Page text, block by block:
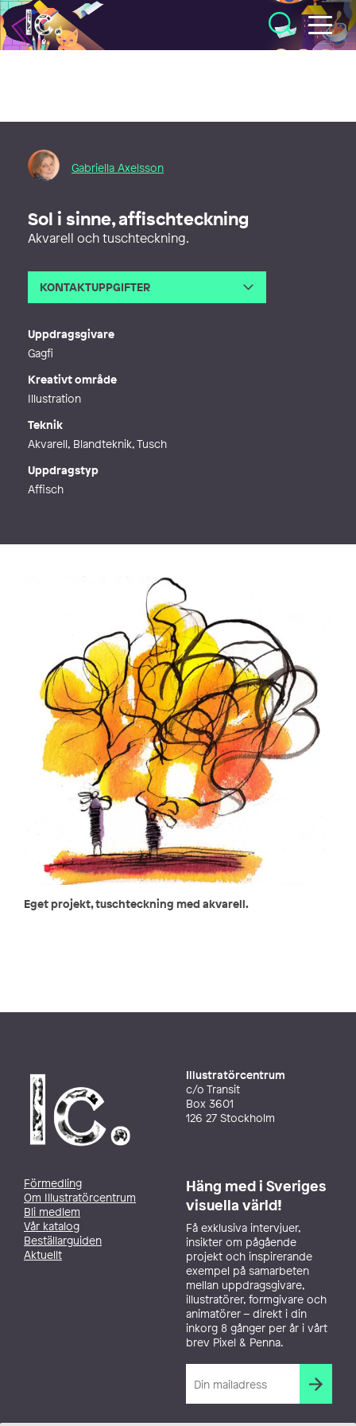
Illustratörcentrum
Gabriella Axelsson
Sol i sinne, affischteckning
Akvarell och tuschteckning.
KONTAKTUPPGIFTER
Uppdragsgivare
Gagfi
Kreativt område
Illustration
Teknik
Akvarell, Blandteknik, Tusch
Uppdragstyp
Affisch
Eget projekt, tuschteckning med akvarell.
Illustratörcentrum
c/o Transit
Box 3601
126 27 Stockholm
Förmedling
Om Illustratörcentrum
Bli medlem
Vår katalog
Beställarguiden
Aktuellt
Häng med i Sveriges
visuella värld!
Få exklusiva intervjuer,
insikter om pågående
projekt och inspirerande
exempel på samarbeten
mellan uppdragsgivare,
illustratörer, formgivare och
animatörer – direkt i din
inkorg 8 gånger per år i vårt
brev Pixel & Penna.